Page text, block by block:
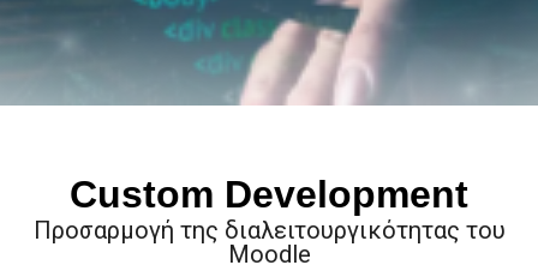
Custom Development
Προσαρμογή της διαλειτουργικότητας του
Moodle